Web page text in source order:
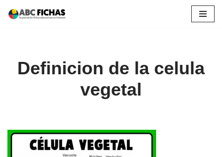
Definicion de la celula
vegetal